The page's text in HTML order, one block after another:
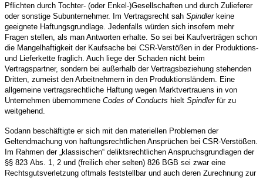
Pflichten durch Tochter- (oder Enkel-)Gesellschaften und durch Zulieferer
oder sonstige Subunternehmer. Im Vertragsrecht sah Spindlerkeine
geeignete Haftungsgrundlage. Jedenfalls würden sich insofern mehr
Fragen stellen, als man Antworten erhalte. So sei bei Kaufverträgen schon
die Mangelhaftigkeit der Kaufsache bei CSR-Verstößen in der Produktions-
und Lieferkette fraglich. Auch liege der Schaden nicht beim
Vertragspartner, sondern bei außerhalb der Vertragsbeziehung stehenden
Dritten, zumeist den Arbeitnehmern in den Produktionsländern. Eine
allgemeine vertragsrechtliche Haftung wegen Marktvertrauens in von
Unternehmen übernommene Codes of Conducts hielt Spindlerfür zu
weitgehend.
Sodann beschäftigte er sich mit den materiellen Problemen der
Geltendmachung von haftungsrechtlichen Ansprüchen bei CSR-Verstößen.
Im Rahmen der „klassischen“ deliktsrechtlichen Anspruchsgrundlagen der
§§ 823 Abs. 1, 2 und (freilich eher selten) 826 BGB sei zwar eine
Rechtsgutsverletzung oftmals feststellbar und auch deren Zurechnung zur